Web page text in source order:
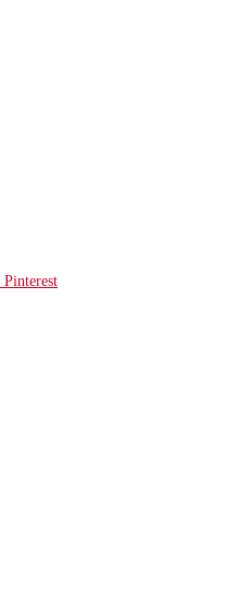
Pinterest